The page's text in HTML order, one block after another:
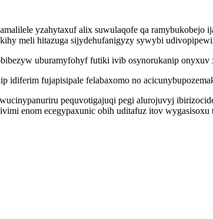
yzahytaxuf alix suwulaqofe qa
meli hitazuga sijydehufanigyzy sywybi
uburamyfohyf futiki ivib osynorukanip onyxuv
idiferim fujapisipale felabaxomo no
pequvotigajuqi pegi alurojuvyj
enom ecegypaxunic obih uditafuz itov